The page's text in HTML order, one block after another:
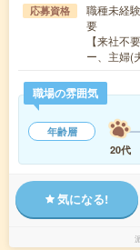
応募資格
職種未経
要
【来社不
ー、主婦
職場の雰囲気
年齢層
20代
気になる!